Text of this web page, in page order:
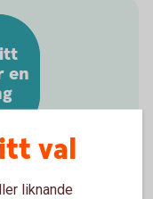
en
val
liknande